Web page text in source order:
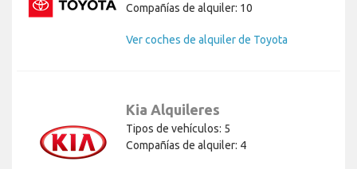
Compañías de alquiler: 10
Ver coches de alquiler de Toyota
Kia Alquileres
Tipos de vehículos: 5
Compañías de alquiler: 4